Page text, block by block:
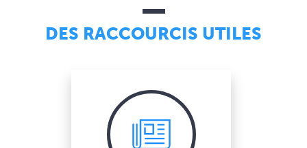
DES RACCOURCIS UTILES